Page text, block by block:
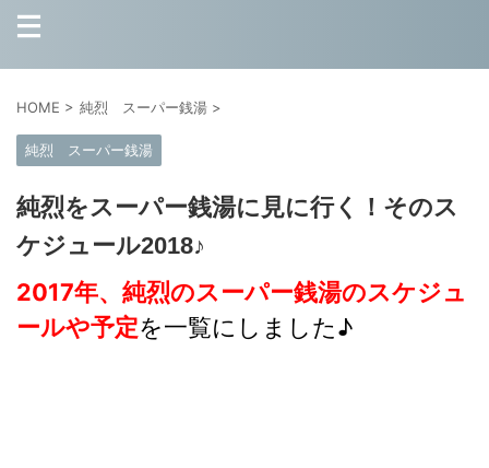
HOME > 純烈 スーパー銭湯 >
純烈 スーパー銭湯
純烈をスーパー銭湯に見に行く！そのス
ケジュール2018♪
2017年、純烈のスーパー銭湯のスケジュ
ールや予定を一覧にしました♪